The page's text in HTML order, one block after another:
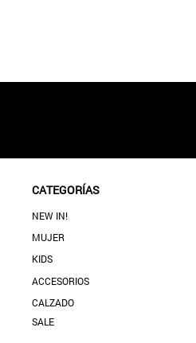
CATEGORÍAS
NEW IN!
MUJER
KIDS
ACCESORIOS
CALZADO
SALE